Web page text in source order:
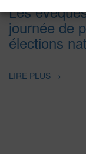
Les
journée de
élections
LIRE PLUS →